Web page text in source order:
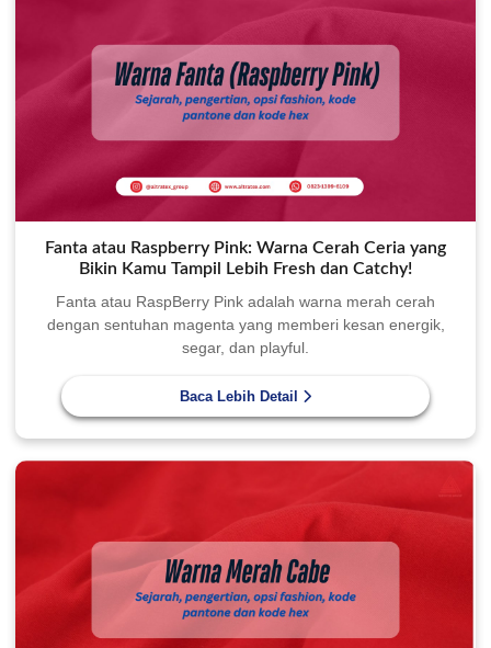
Fanta atau Raspberry Pink: Warna Cerah Ceria yang
Bikin Kamu Tampil Lebih Fresh dan Catchy!
Fanta atau RaspBerry Pink adalah warna merah cerah
dengan sentuhan magenta yang memberi kesan energik,
segar, dan playful.
Baca Lebih Detail